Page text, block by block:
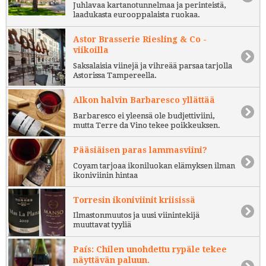
Juhlavaa kartanotunnelmaa ja perinteistä,
laadukasta eurooppalaista ruokaa.
Astor Brasserie Riesling & Co -
viikoilla
Saksalaisia viinejä ja vihreää parsaa tarjolla
Astorissa Tampereella.
Alkon halvin Barbaresco yllättää
Barbaresco ei yleensä ole budjettiviini,
mutta Terre da Vino tekee poikkeuksen.
Pääsiäisen paras lammasviini?
Coyam tarjoaa ikoniluokan elämyksen ilman
ikoniviinin hintaa
Torresin ikoniviinit kriisissä
Ilmastonmuutos ja uusi viinintekijä
muuttavat tyyliä
País: Chilen unohdettu rypäle tekee
näyttävän paluun.